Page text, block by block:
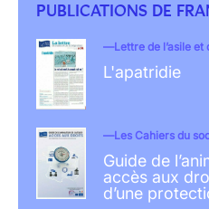
PUBLICATIONS DE
Lettre de l’asile et
L'apatridie
Les Cahiers du
Guide de
accès aux
d’une